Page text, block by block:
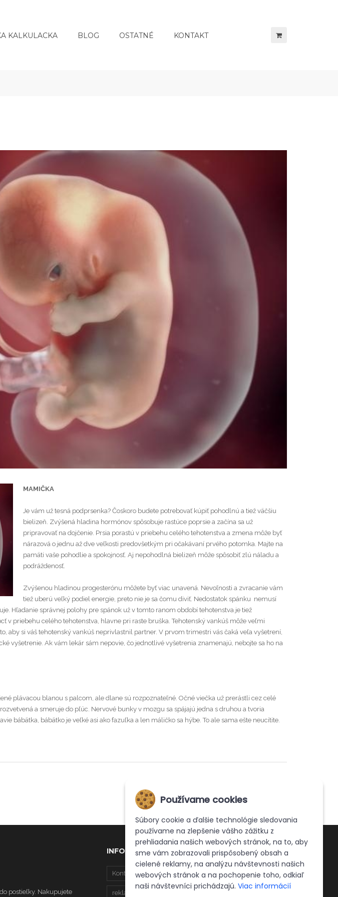
KALKULACKA BLOG OSTATNÉ KONTAKT
MAMIČKA
Je vám už tesná podprsenka? Čoskoro budete potrebovať kúpiť pohodlnú a tiež väčšiu
bielizeň. Zvýšená hladina hormónov spôsobuje rastúce poprsie a začína sa už
pripravovať na dojčenie. Prsia porastú v priebehu celého tehotenstva a zmena môže byť
nárazová o jednu až dve veľkosti predovšetkým pri očakávaní prvého potomka. Majte na
pamäti vaše pohodlie a spokojnosť. Aj nepohodlná bielizeň môže spôsobiť zlú náladu a
podráždenosť.
Zvýšenou hladinou progesterónu môžete byť viac unavená. Nevoľnosti a zvracanie vám
tiež uberú veľký podiel energie, preto nie je sa čomu diviť. Nedostatok spánku nemusí
Hľadanie správnej polohy pre spánok už v tomto ranom období tehotenstva je tiež
v priebehu celého tehotenstva, hlavne pri raste bruška. Tehotenský vankúš môže veľmi
aby si váš tehotenský vankúš neprivlastnil partner. V prvom trimestri vás čaká veľa vyšetrení,
vyšetrenie. Ak vám lekár sám nepovie, čo jednotlivé vyšetrenia znamenajú, nebojte sa ho na
plávacou blanou s palcom, ale dlane sú rozpoznateľné. Očné viečka už prerástli cez celé
a smeruje do pľúc. Nervové bunky v mozgu sa spájajú jedna s druhou a tvoria
bábätka, bábätko je veľké asi ako fazuľka a len máličko sa hýbe. To ale sama ešte neucítite.
postieľky. Nakupujete
INFO
Kontakt Doprava Obchodné podmienky
reklamačný protokol
Používame cookies
Súbory cookie a ďalšie technológie sledovania
používame na zlepšenie vášho zážitku z
prehliadania našich webových stránok, na to, aby
sme vám zobrazovali prispôsobený obsah a
cielené reklamy, na analýzu návštevnosti našich
webových stránok a na pochopenie toho, odkiaľ
naši návštevníci prichádzajú. Viac informácií